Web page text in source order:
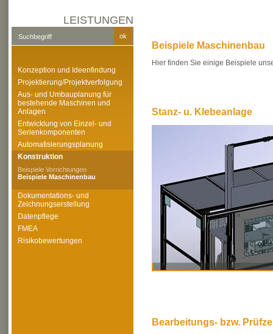
LEISTUNGEN
Konzeption und Ideenfindung
Projektierung/Projektverfolgung
Aus- und Umbauplanung für
bestehende Maschinen und
Anlagen
Entwicklung von Einzel- und
Serienkomponenten
Automatisierungsplanung
Konstruktion
Beispiele Vorrichtungen
Beispiele Maschinenbau
Dokumentations- und
Zeichnungserstellung
Datenpflege
FMEA
Risikobewertungen
Beispiele Maschinenbau
Hier finden Sie einige Beispiele
Stanz- u. Klebeanlage
Bearbeitungs- bzw.